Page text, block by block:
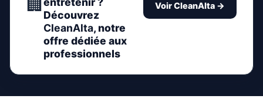
🏢 Découvrez
CleanAlta, notre
offre dédiée aux
professionnels
Voir CleanAlta →